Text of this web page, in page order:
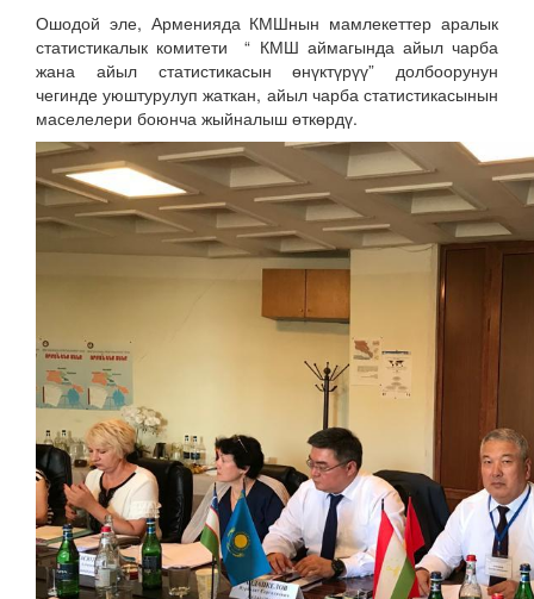
Ошодой эле, Арменияда КМШнын мамлекеттер аралык
статистикалык комитети “ КМШ аймагында айыл чарба
жана айыл статистикасын өнүктүрүү” долбоорунун
чегинде уюштурулуп жаткан, айыл чарба статистикасынын
маселелери боюнча жыйналыш өткөрдү.